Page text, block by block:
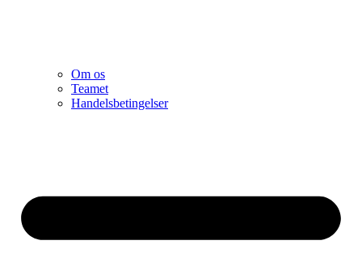
Om os
Teamet
Handelsbetingelser